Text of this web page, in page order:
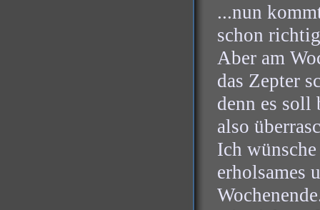
...nun
schon
Aber am
das Zepter
denn es soll
also
Ich
erholsames